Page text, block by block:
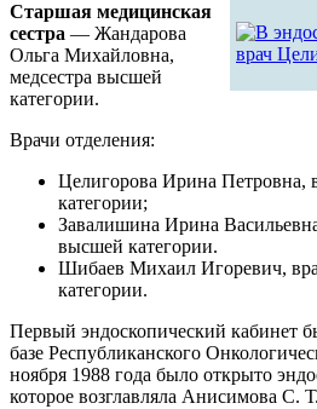
Старшая медицинская
сестра — Жандарова
Ольга Михайловна,
медсестра высшей
категории.
Врачи отделения:
Целигорова Ирина Петровна,
категории;
Завалишина Ирина
высшей категории.
Шибаев Михаил Игоревич,
категории.
Первый эндоскопический кабинет
базе Республиканского
ноября 1988 года было открыто
которое возглавляла Анисимова С. Т.